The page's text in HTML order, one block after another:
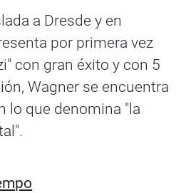
a Dresde y en
por primera vez
con gran éxito y con 5
Wagner se encuentra
lo que denomina "la